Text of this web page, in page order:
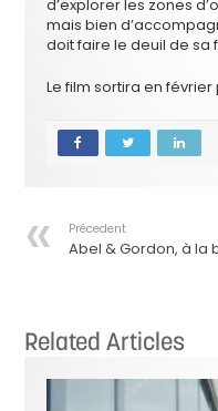
d’explorer les zones
mais bien
doit faire le deuil de sa
Le film sortira en
Précedent
Abel & Gordon, à la
Related Articles